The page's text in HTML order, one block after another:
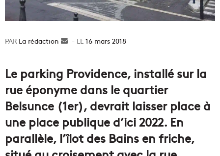
La rédaction
Envoyer16 mars 2018
Le parking Providence, installé sur la
rue éponyme dans le quartier
Belsunce (1er), devrait laisser place à
une place publique d’ici 2022. En
parallèle, l’îlot des Bains en friche,